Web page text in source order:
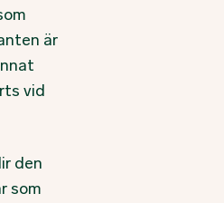
är
vid
den
som